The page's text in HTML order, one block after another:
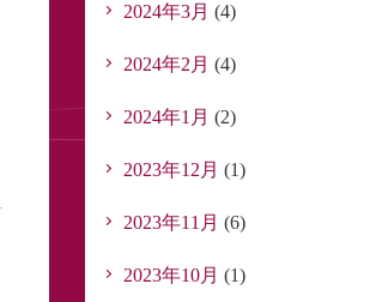
2024年3月 (4)
2024年2月 (4)
2024年1月 (2)
2023年12月 (1)
2023年11月 (6)
2023年10月 (1)